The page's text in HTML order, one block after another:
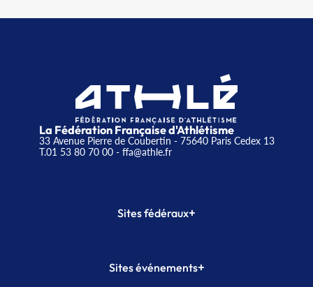
La Fédération Française d'Athlétisme
33 Avenue Pierre de Coubertin - 75640 Paris Cedex 13
T.01 53 80 70 00- ffa@athle.fr
Sites fédéraux+
Plateforme Formation
Sites événements+